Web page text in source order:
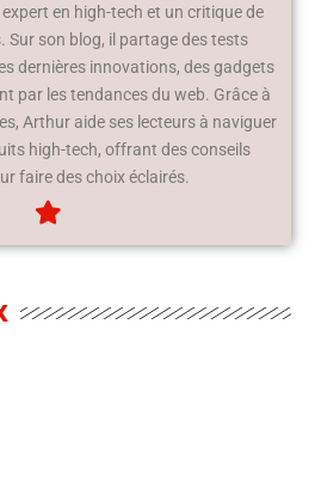
en high-tech et un critique de
Sur son blog, il partage des tests
dernières innovations, des gadgets
par les tendances du web. Grâce à
Arthur aide ses lecteurs à naviguer
high-tech, offrant des conseils
faire des choix éclairés.